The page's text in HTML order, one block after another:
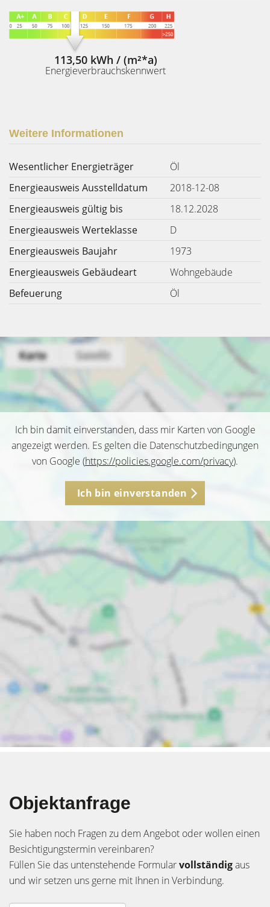
113,50 kWh / (m²*a)
Energieverbrauchskennwert
Weitere Informationen
Wesentlicher Energieträger
Öl
Energieausweis Ausstelldatum
2018-12-08
Energieausweis gültig bis
18.12.2028
Energieausweis Werteklasse
D
Energieausweis Baujahr
1973
Energieausweis Gebäudeart
Wohngebäude
Befeuerung
Öl
Ich bin damit einverstanden, dass mir Karten von Google
angezeigt werden. Es gelten die Datenschutzbedingungen
von Google (https://policies.google.com/privacy).
Ich bin einverstanden
Objektanfrage
Sie haben noch Fragen zu dem Angebot oder wollen einen
Besichtigungstermin vereinbaren?
Füllen Sie das untenstehende Formularvollständigaus
und wir setzen uns gerne mit Ihnen in Verbindung.